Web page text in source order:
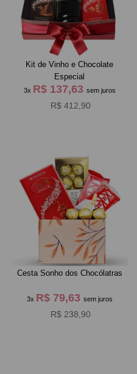
Kit de Vinho e Chocolate
Especial
3x R$ 137,63 sem juros
R$ 412,90
Cesta Sonho dos Chocólatras
3x R$ 79,63 sem juros
R$ 238,90